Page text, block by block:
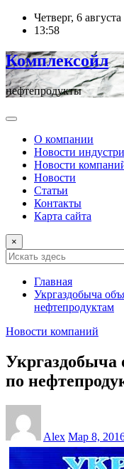
ПерейтиЧетверг, 6
13:58
Комплексойл
нефтепродукты
О компании
Новости
Новости
Новости
Статьи
Контакты
Карта сайта
×
Главная
Укргаздобыча
нефтепродуктам
Новости компаний
Укргаздобыча
по
Alex Мар 8,